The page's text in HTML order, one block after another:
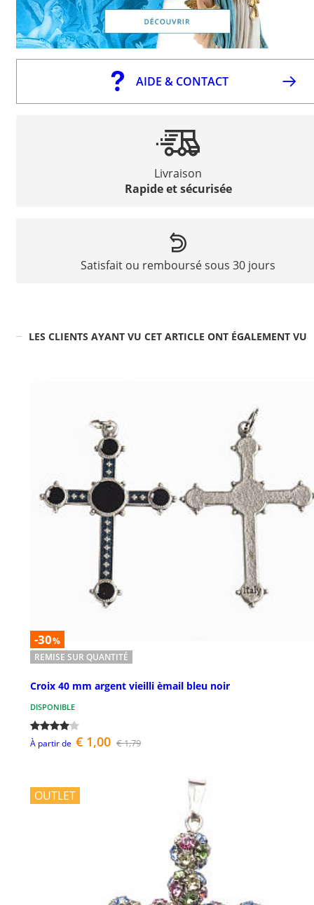
AIDE & CONTACT
Livraison
Rapide et sécurisée
Satisfait ou remboursé sous 30 jours
LES CLIENTS AYANT VU CET ARTICLE ONT ÉGALEMENT VU
-30%
REMISE SUR QUANTITÉ
Croix 40 mm argent vieilli èmail bleu noir
DISPONIBLE
À partir de € 1,00 € 1,79
OUTLET